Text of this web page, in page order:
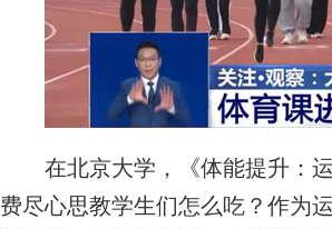
在北京大学，《体能提升：运
费尽心思教学生们怎么吃？作为